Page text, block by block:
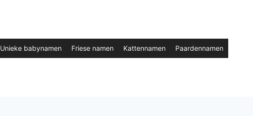
Unieke babynamen Friese namen Kattennamen Paardennamen